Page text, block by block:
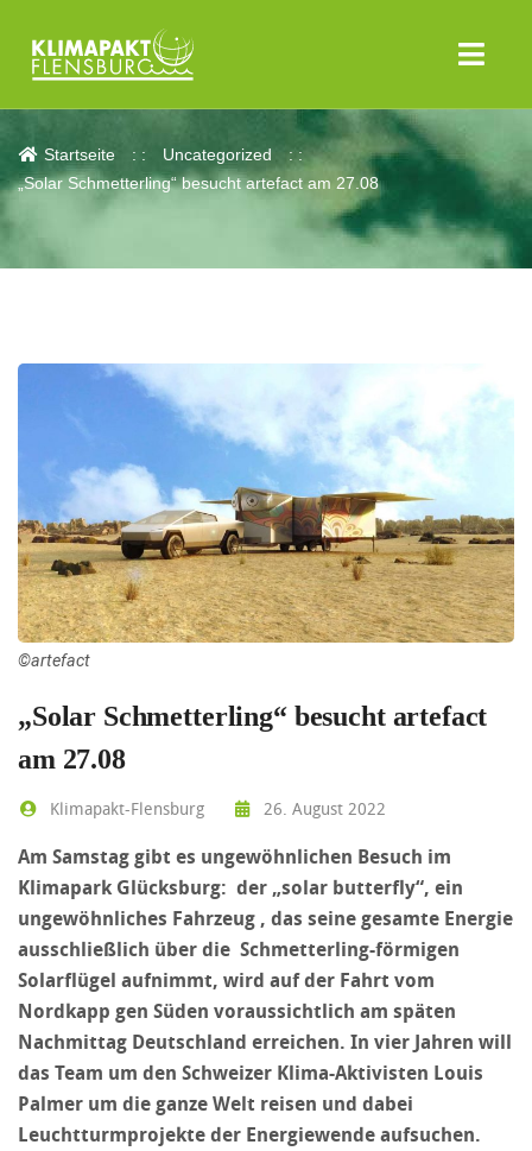
Aktuelles
Startseite
Uncategorized
„Solar Schmetterling“ besucht artefact am 27.08
©artefact
„Solar Schmetterling“ besucht artefact
am 27.08
Klimapakt-Flensburg 26. August 2022
Am Samstag gibt es ungewöhnlichen Besuch im
Klimapark Glücksburg: der „solar butterfly“, ein
ungewöhnliches Fahrzeug , das seine gesamte Energie
ausschließlich über die Schmetterling-förmigen
Solarflügel aufnimmt, wird auf der Fahrt vom
Nordkapp gen Süden voraussichtlich am späten
Nachmittag Deutschland erreichen. In vier Jahren will
das Team um den Schweizer Klima-Aktivisten Louis
Palmer um die ganze Welt reisen und dabei
Leuchtturmprojekte der Energiewende aufsuchen.